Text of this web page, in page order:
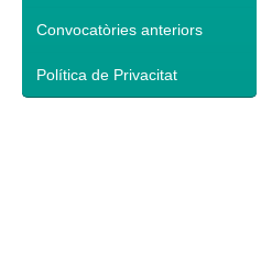
Convocatòries anteriors
Política de Privacitat